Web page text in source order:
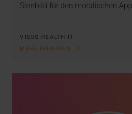
Sinnbild für den moralischen
VISUS HEALTH IT
MEHR ERFAHREN